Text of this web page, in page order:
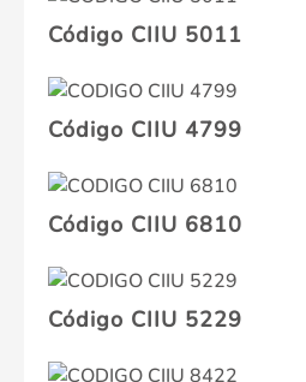
Código CIIU 5011
Código CIIU 4799
Código CIIU 6810
Código CIIU 5229